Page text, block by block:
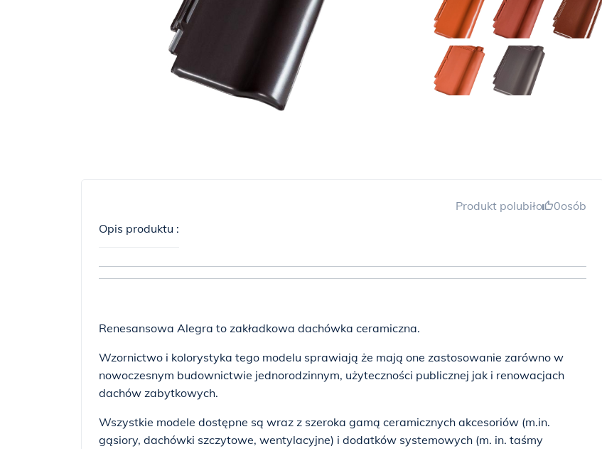
Produkt polubiło 0osób
Opis produktu :
Renesansowa Alegra to zakładkowa dachówka ceramiczna.
Wzornictwo i kolorystyka tego modelu sprawiają że mają one zastosowanie zarówno w
nowoczesnym budownictwie jednorodzinnym, użyteczności publicznej jak i renowacjach
dachów zabytkowych.
Wszystkie modele dostępne są wraz z szeroka gamą ceramicznych akcesoriów (m.in.
gąsiory, dachówki szczytowe, wentylacyjne) i dodatków systemowych (m. in. taśmy